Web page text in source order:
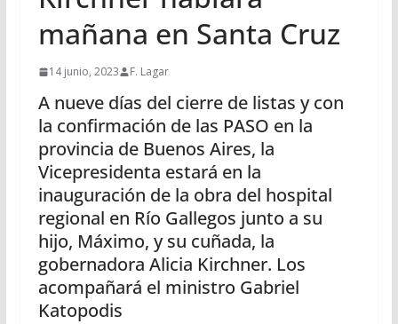
mañana en Santa Cruz
14 junio, 2023 F. Lagar
A nueve días del cierre de listas y con
la confirmación de las PASO en la
provincia de Buenos Aires, la
Vicepresidenta estará en la
inauguración de la obra del hospital
regional en Río Gallegos junto a su
hijo, Máximo, y su cuñada, la
gobernadora Alicia Kirchner. Los
acompañará el ministro Gabriel
Katopodis